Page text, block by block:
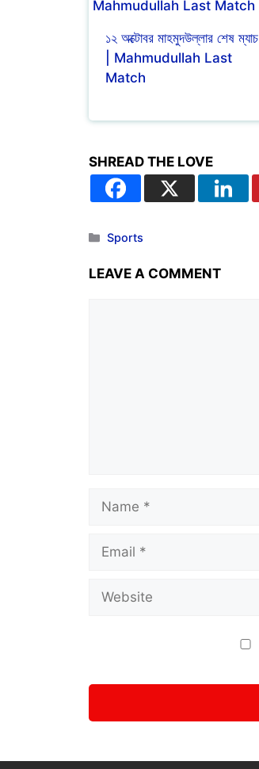
১২ অক্টোবর মাহমুদউল্লার শেষ ম্যাচ
| Mahmudullah Last
Match
SHREAD THE LOVE
Sports
LEAVE A COMMENT